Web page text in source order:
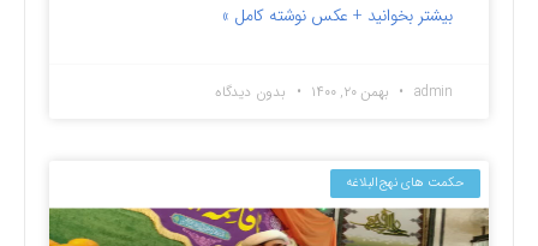
بیشتر بخوانید + عکس نوشته کامل »
admin بهمن ۲۰, ۱۴۰۰ بدون دیدگاه
حکمت های نهج‌البلاغه